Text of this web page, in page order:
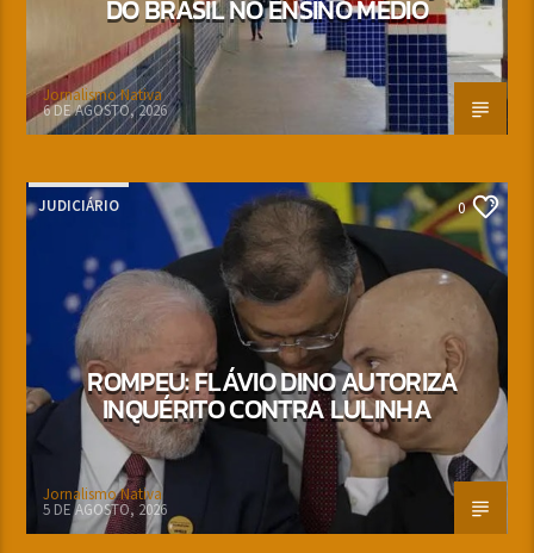
DO BRASIL NO ENSINO MÉDIO
Jornalismo Nativa
6 DE AGOSTO, 2026
JUDICIÁRIO 0
ROMPEU: FLÁVIO DINO AUTORIZA
INQUÉRITO CONTRA LULINHA
Jornalismo Nativa
5 DE AGOSTO, 2026